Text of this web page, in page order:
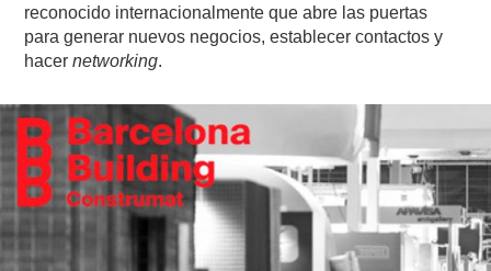
reconocido internacionalmente que abre las puertas
para generar nuevos negocios, establecer contactos y
hacernetworking.